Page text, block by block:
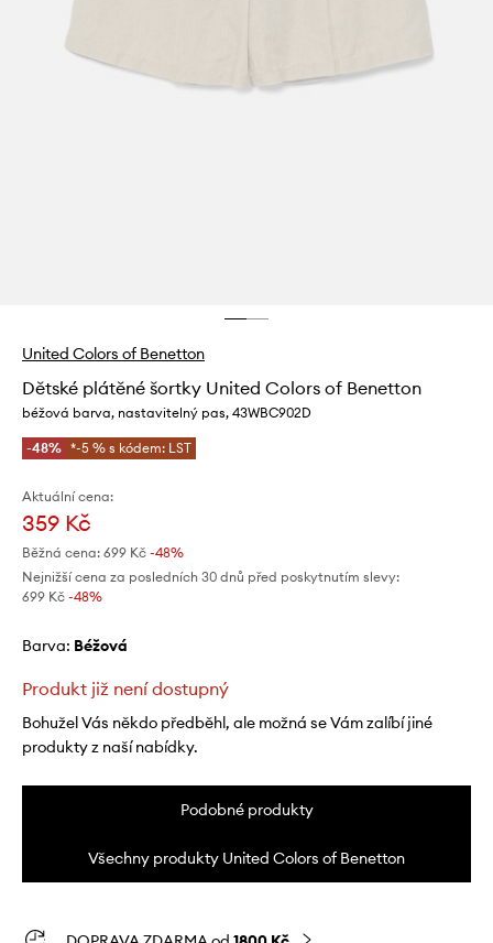
United Colors of Benetton
Dětské plátěné šortky United Colors of Benetton
béžová barva, nastavitelný pas, 43WBC902D
-48% *-5 % s kódem: LST
Aktuální cena:
359 Kč
Běžná cena: 699 Kč -48%
Nejnižší cena za posledních 30 dnů před poskytnutím slevy:
699 Kč -48%
Barva: béžová
Produkt již není dostupný
Bohužel Vás někdo předběhl, ale možná se Vám zalíbí jiné
produkty z naší nabídky.
Podobné produkty
Všechny produkty United Colors of Benetton